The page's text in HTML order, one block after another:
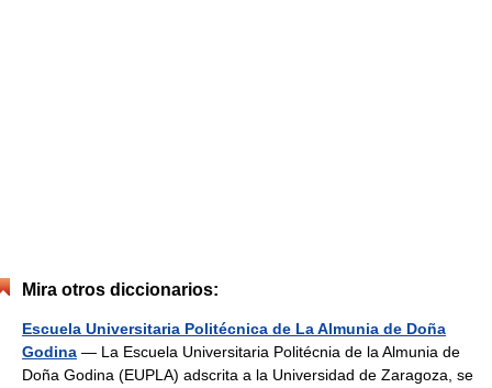
Mira otros diccionarios:
Escuela Universitaria Politécnica de La Almunia de Doña
Godina — La Escuela Universitaria Politécnia de la Almunia de
Doña Godina (EUPLA) adscrita a la Universidad de Zaragoza, se